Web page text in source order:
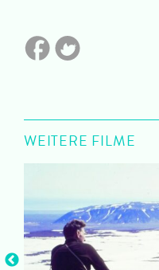
WEITERE FILME